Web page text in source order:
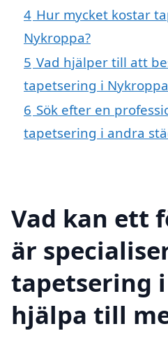
4 Hur mycket kostar
Nykroppa?
5 Vad hjälper till att
tapetsering i
6 Sök efter en
tapetsering i andra
Vad kan ett
är
tapetsering
hjälpa till